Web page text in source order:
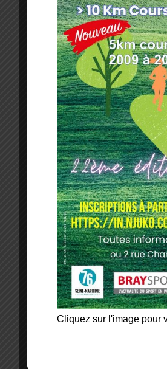
Cliquez sur l'image pour